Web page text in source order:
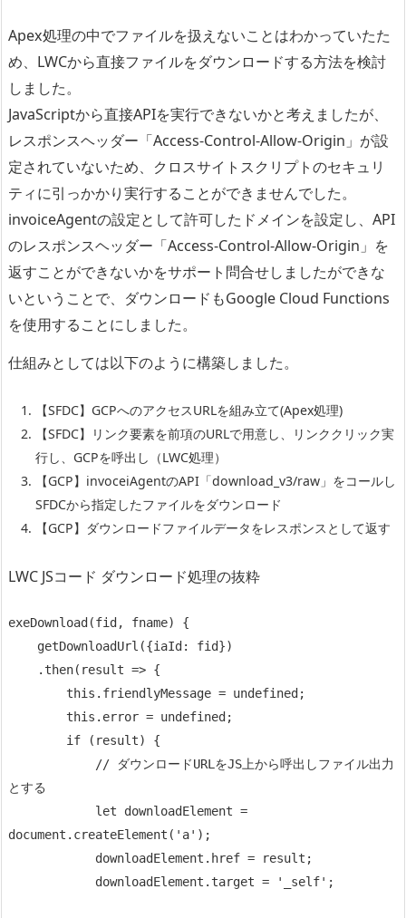
Apex処理の中でファイルを扱えないことはわかっていたた
め、LWCから直接ファイルをダウンロードする方法を検討
しました。
JavaScriptから直接APIを実行できないかと考えましたが、
レスポンスヘッダー「Access-Control-Allow-Origin」が設
定されていないため、クロスサイトスクリプトのセキュリ
ティに引っかかり実行することができませんでした。
invoiceAgentの設定として許可したドメインを設定し、API
のレスポンスヘッダー「Access-Control-Allow-Origin」を
返すことができないかをサポート問合せしましたができな
いということで、ダウンロードもGoogle Cloud Functions
を使用することにしました。
仕組みとしては以下のように構築しました。
【SFDC】GCPへのアクセスURLを組み立て(Apex処理)
【SFDC】リンク要素を前項のURLで用意し、リンククリック実
行し、GCPを呼出し（LWC処理）
【GCP】invoceiAgentのAPI「download_v3/raw」をコールし
SFDCから指定したファイルをダウンロード
【GCP】ダウンロードファイルデータをレスポンスとして返す
LWC JSコード ダウンロード処理の抜粋
exeDownload(fid, fname) {
とする
document.createElement('a');